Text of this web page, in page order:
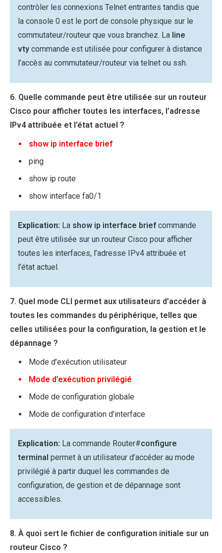
contrôler les connexions Telnet entrantes tandis que
la console 0 est le port de console physique sur le
commutateur/routeur que vous branchez. La line
vty commande est utilisée pour configurer à distance
l’accès au commutateur/routeur via telnet ou ssh.
6. Quelle commande peut être utilisée sur un routeur
Cisco pour afficher toutes les interfaces, l’adresse
IPv4 attribuée et l’état actuel ?
show ip interface brief
ping
show ip route
show interface fa0/1
Explication: La show ip interface brief commande
peut être utilisée sur un routeur Cisco pour afficher
toutes les interfaces, l’adresse IPv4 attribuée et
l’état actuel.
7. Quel mode CLI permet aux utilisateurs d’accéder à
toutes les commandes du périphérique, telles que
celles utilisées pour la configuration, la gestion et le
dépannage ?
Mode d’exécution utilisateur
Mode d’exécution privilégié
Mode de configuration globale
Mode de configuration d’interface
Explication: La commande Router#configure
terminal permet à un utilisateur d’accéder au mode
privilégié à partir duquel les commandes de
configuration, de gestion et de dépannage sont
accessibles.
8. À quoi sert le fichier de configuration initiale sur un
routeur Cisco ?